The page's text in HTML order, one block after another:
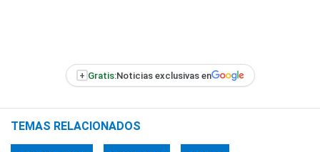
+ Gratis:Noticias exclusivas en
TEMAS RELACIONADOS